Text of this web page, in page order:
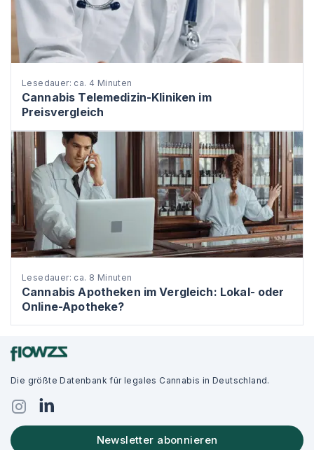
Lesedauer: ca. 4 Minuten
Cannabis Telemedizin-Kliniken im
Preisvergleich
Lesedauer: ca. 8 Minuten
Cannabis Apotheken im Vergleich: Lokal- oder
Online-Apotheke?
Die größte Datenbank für legales Cannabis in Deutschland.
Newsletter abonnieren